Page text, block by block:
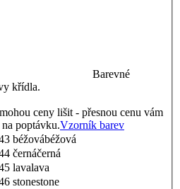
Barevné
křídla.
ceny lišit - přesnou cenu vám
poptávku.Vzorník barev
béžová
černá
lava
stone